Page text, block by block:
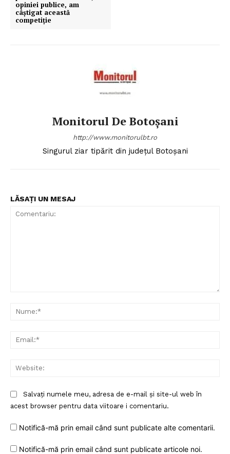
opiniei publice, am
câștigat această
competiție
Monitorul De Botoșani
http://www.monitorulbt.ro
Singurul ziar tipărit din județul Botoșani
LĂSAȚI UN MESAJ
Salvați numele meu, adresa de e-mail și site-ul web în
acest browser pentru data viitoare i comentariu.
Notifică-mă prin email când sunt publicate alte comentarii.
Notifică-mă prin email când sunt publicate articole noi.